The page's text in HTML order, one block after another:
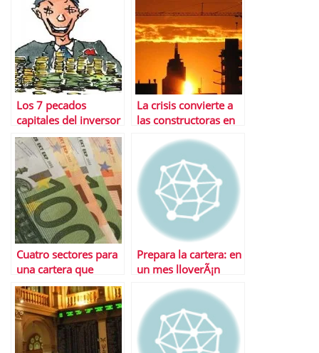
Los 7 pecados
capitales del inversor
La crisis convierte a
las constructoras en
dulce del Ibex
Cuatro sectores para
una cartera que
superarÃ¡ al mercado
Prepara la cartera: en
un mes lloverÃ¡n
euros en dividendos